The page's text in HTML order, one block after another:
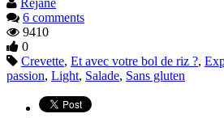
Réjane
6 comments
9410
0
Crevette, Et avec votre bol de riz ?,
passion, Light, Salade, Sans gluten